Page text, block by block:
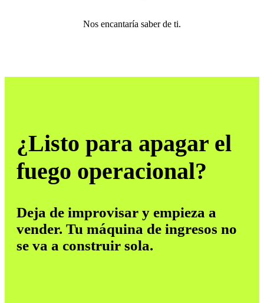
Nos encantaría saber de ti.
¿Listo para apagar el
fuego operacional?
Deja de improvisar y empieza a
vender. Tu máquina de ingresos no
se va a construir sola.